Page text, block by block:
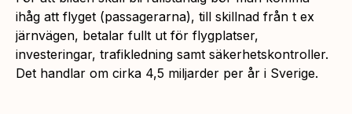
ihåg att flyget (passagerarna), till skillnad från t ex
järnvägen, betalar fullt ut för flygplatser,
investeringar, trafikledning samt säkerhetskontroller.
Det handlar om cirka 4,5 miljarder per år i Sverige.